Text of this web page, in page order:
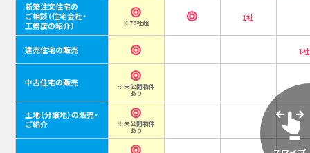
新築注文住宅の
ご相談（住宅会社・
工務店の紹介）
※70社超 1社
建売住宅の販売 1社
中古住宅の販売
※未公開物件
あり
土地（分譲地）の販売・
ご紹介
※未公開物件
あり